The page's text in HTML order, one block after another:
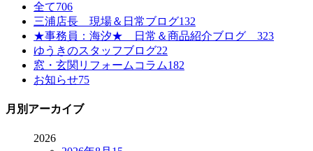
全て706
三浦店長 現場＆日常ブログ132
★事務員：海汐★ 日常＆商品紹介ブログ 323
ゆうきのスタッフブログ22
窓・玄関リフォームコラム182
お知らせ75
月別アーカイブ
2026